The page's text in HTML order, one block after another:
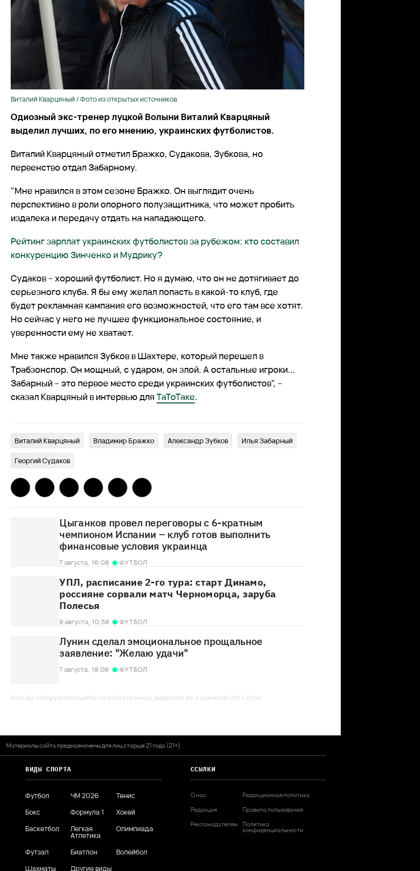
Виталий Кварцяный / Фото из открытых источников
Одиозный экс-тренер луцкой Волыни Виталий Кварцяный
выделил лучших, по его мнению, украинских футболистов.
Виталий Кварцяный отметил Бражко, Судакова, Зубкова, но
первенство отдал Забарному.
"Мне нравился в этом сезоне Бражко. Он выглядит очень
перспективно в роли опорного полузащитника, что может пробить
издалека и передачу отдать на нападающего.
Рейтинг зарплат украинских футболистов за рубежом: кто составил
конкуренцию Зинченко и Мудрику?
Судаков – хороший футболист. Но я думаю, что он не дотягивает до
серьезного клуба. Я бы ему желал попасть в какой-то клуб, где
будет рекламная кампания его возможностей, что его там все хотят.
Но сейчас у него не лучшее функциональное состояние, и
уверенности ему не хватает.
Мне также нравился Зубков в Шахтере, который перешел в
Трабзонспор. Он мощный, с ударом, он злой. А остальные игроки...
Забарный – это первое место среди украинских футболистов", –
сказал Кварцяный в интервью дляТаТоТаке.
Виталий Кварцяный Владимир Бражко Александр Зубков Илья Забарный
Георгий Судаков
Цыганков провел переговоры с 6-кратным
чемпионом Испании – клуб готов выполнить
финансовые условия украинца
7 августа, 16:08 ФУТБОЛ
УПЛ, расписание 2-го тура: старт Динамо,
россияне сорвали матч Черноморца, заруба
Полесья
8 августа, 10:58 ФУТБОЛ
Лунин сделал эмоциональное прощальное
заявление: "Желаю удачи"
7 августа, 18:06 ФУТБОЛ
Если Вы обнаружили ошибку на этой странице, выделите ее и нажмите Ctrl + Enter
Материалы сайта предназначены для лиц старше 21 года (21+)
ВИДЫ СПОРТА
Футбол ЧМ 2026
Тенис
Бокс
Формула 1
Хокей
Баскетбол
Легкая
Атлетика
Олимпиада
Футзал Биатлон
Волейбол
Шахматы
Другие виды
ССЫЛКИ
О нас
Редакция
Рекламодателям
Редакционная политика
Правила пользования
Политика
конфиденциальности